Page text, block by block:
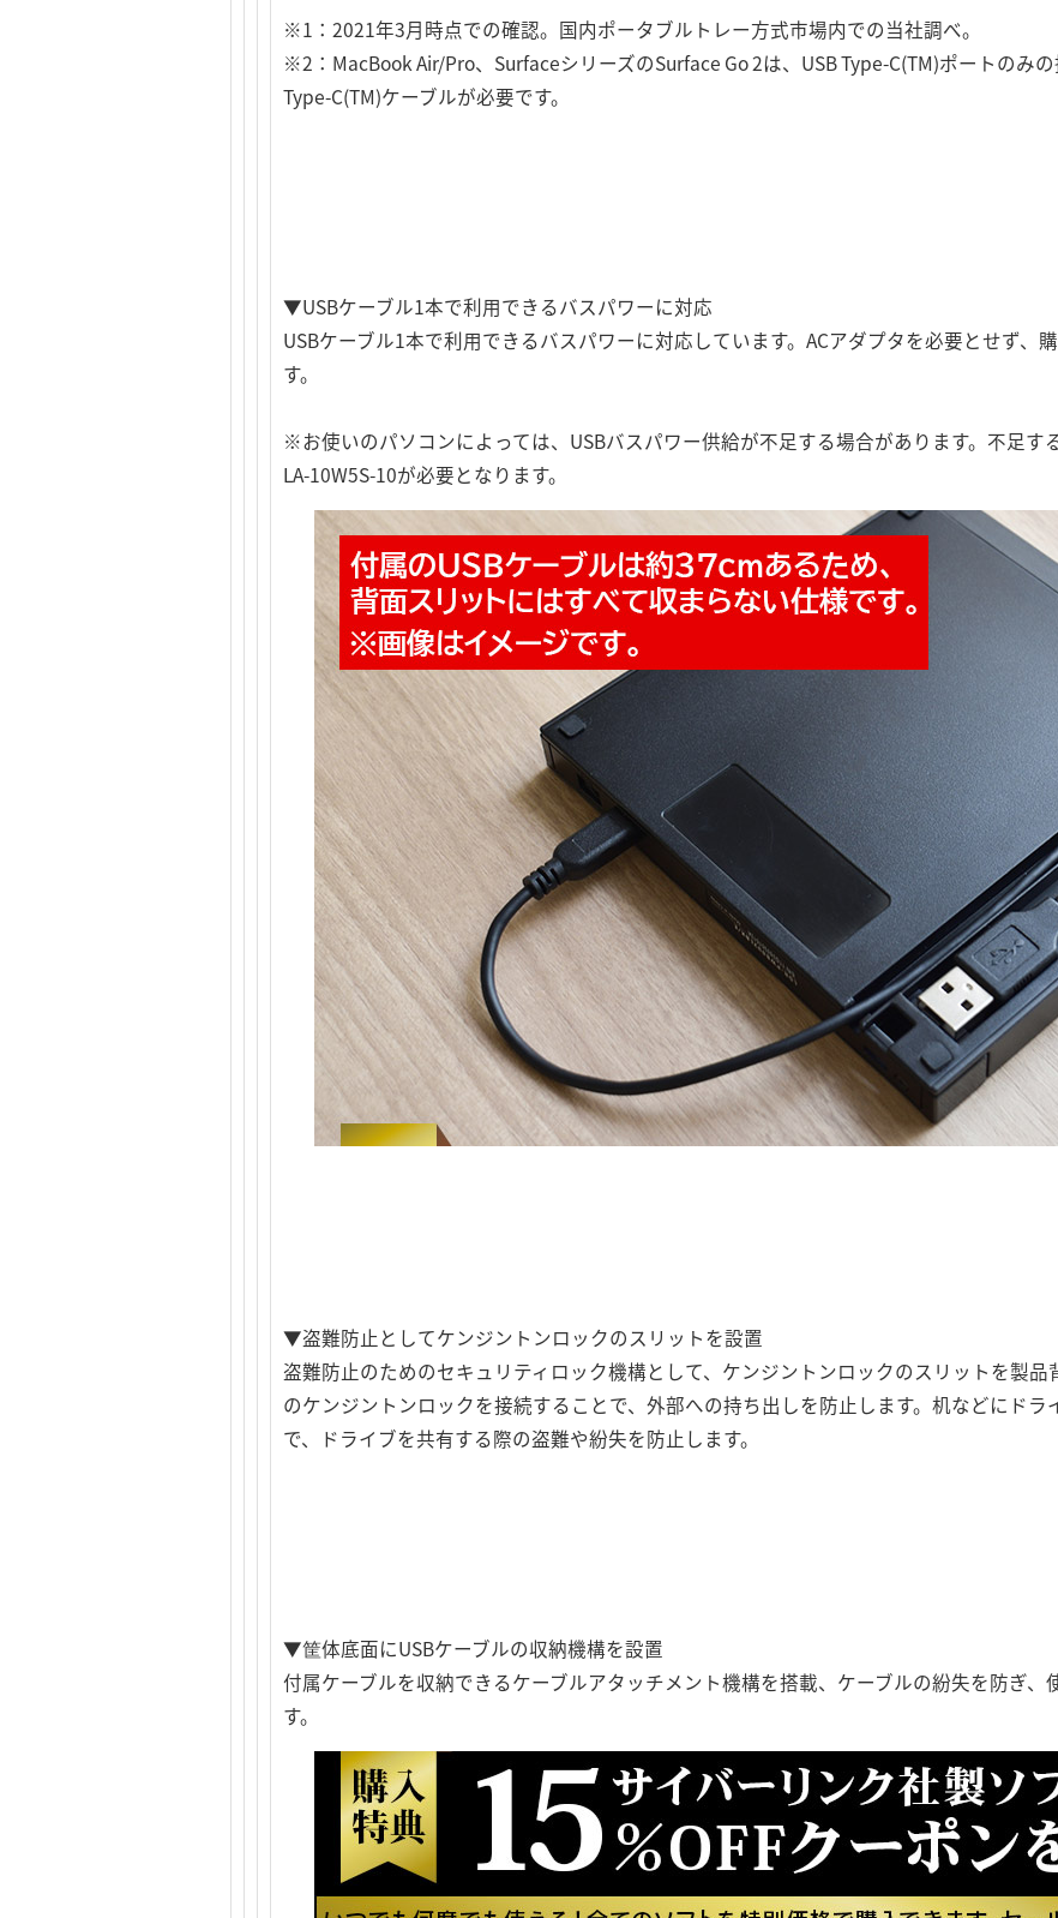
※1：2021年3月時点での確認。国内ポータブルトレー方式市場内での当社調べ。
※2：MacBook Air/Pro、SurfaceシリーズのSurface Go 2は、USB Type-C(TM)ポートのみ
Type-C(TM)ケーブルが必要です。
▼USBケーブル1本で利用できるバスパワーに対応
USBケーブル1本で利用できるバスパワーに対応しています。ACアダプタを必要とせず、
す。
※お使いのパソコンによっては、USBバスパワー供給が不足する場合があります。不足す
LA-10W5S-10が必要となります。
▼盗難防止としてケンジントンロックのスリットを設置
盗難防止のためのセキュリティロック機構として、ケンジントンロックのスリットを製品
のケンジントンロックを接続することで、外部への持ち出しを防止します。机などにドラ
で、ドライブを共有する際の盗難や紛失を防止します。
▼筐体底面にUSBケーブルの収納機構を設置
付属ケーブルを収納できるケーブルアタッチメント機構を搭載、ケーブルの紛失を防ぎ、
す。